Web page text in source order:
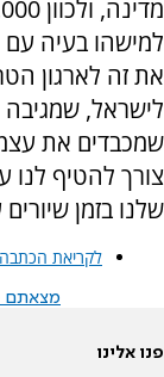
למישהו בעיה עם
את זה לארגון
לישראל, שמגיבה
שמכבדים את
צורך להטיף לנו
שלנו בזמן
לקריאת
מצאתם
פנו אלינו